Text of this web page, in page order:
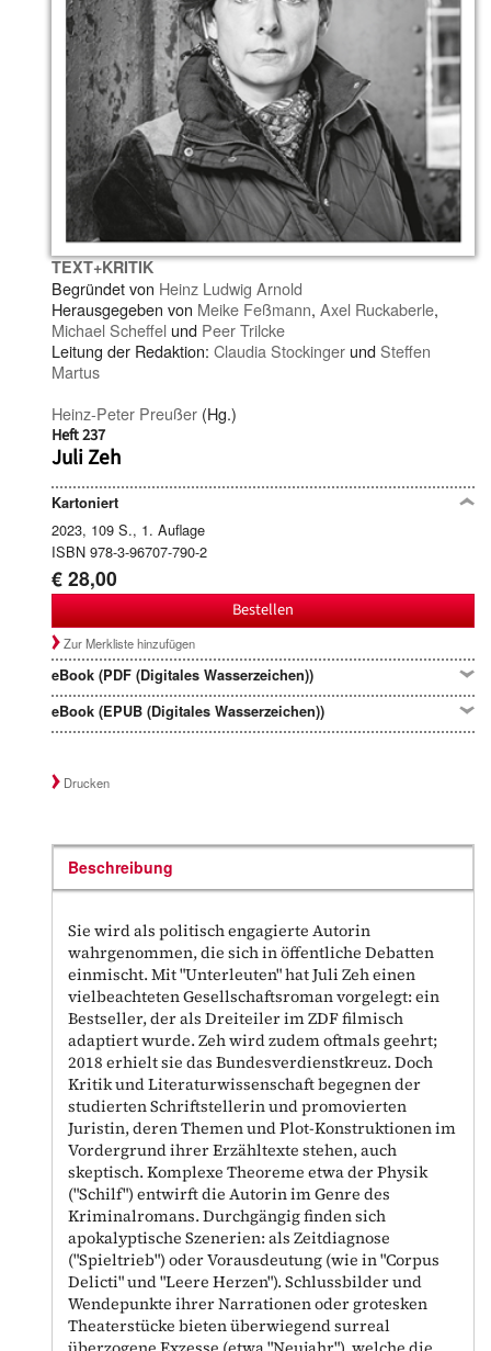
TEXT+KRITIK
Begründet von Heinz Ludwig Arnold
Herausgegeben von Meike Feßmann, Axel Ruckaberle,
Michael Scheffel und Peer Trilcke
Leitung der Redaktion: Claudia Stockinger undSteffen
Martus
Heinz-Peter Preußer (Hg.)
Heft 237
Juli Zeh
Kartoniert
2023, 109 S., 1. Auflage
ISBN 978-3-96707-790-2
€ 28,00
Bestellen
Zur Merkliste hinzufügen
eBook (PDF (Digitales Wasserzeichen))
eBook (EPUB (Digitales Wasserzeichen))
Drucken
Beschreibung
Sie wird als politisch engagierte Autorin
wahrgenommen, die sich in öffentliche Debatten
einmischt. Mit "Unterleuten" hat Juli Zeh einen
vielbeachteten Gesellschaftsroman vorgelegt: ein
Bestseller, der als Dreiteiler im ZDF filmisch
adaptiert wurde. Zeh wird zudem oftmals geehrt;
2018 erhielt sie das Bundesverdienstkreuz. Doch
Kritik und Literaturwissenschaft begegnen der
studierten Schriftstellerin und promovierten
Juristin, deren Themen und Plot-Konstruktionen im
Vordergrund ihrer Erzähltexte stehen, auch
skeptisch. Komplexe Theoreme etwa der Physik
("Schilf") entwirft die Autorin im Genre des
Kriminalromans. Durchgängig finden sich
apokalyptische Szenerien: als Zeitdiagnose
("Spieltrieb") oder Vorausdeutung (wie in "Corpus
Delicti" und "Leere Herzen"). Schlussbilder und
Wendepunkte ihrer Narrationen oder grotesken
Theaterstücke bieten überwiegend surreal